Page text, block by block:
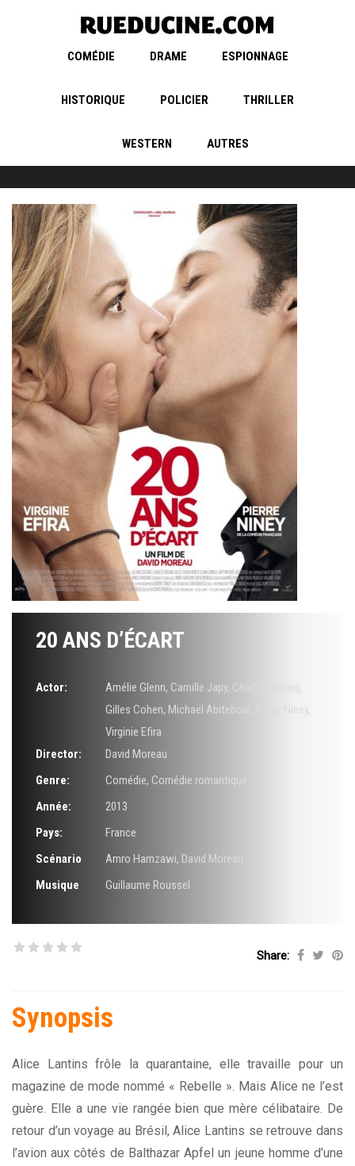
COMÉDIE DRAME ESPIONNAGE
HISTORIQUE POLICIER THRILLER
WESTERN AUTRES
20 ANS D’ÉCART
Actor: Amélie Glenn, Camille Japy, Charles Berling
Gilles Cohen, Michaël Abiteboul Pierre Niney,
Virginie Efira
Director:
David Moreau
Genre:
Comédie, Comédie romantique
Année:
2013
Pays:
France
Scénario
Amro Hamzawi, David Moreau
Musique
Guillaume Roussel
Share:
Synopsis
Alice Lantins frôle la quarantaine, elle travaille pour un
magazine de mode nommé « Rebelle ». Mais Alice ne l’est
guère. Elle a une vie rangée bien que mère célibataire. De
retour d’un voyage au Brésil, Alice Lantins se retrouve dans
l’avion aux côtés de Balthazar Apfel un jeune homme d’une